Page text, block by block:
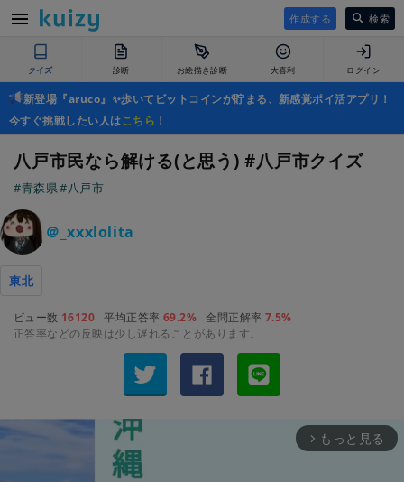
作成する 検索
クイズ 診断 お絵描き診断 大喜利 ログイン
新登場『aruco』✨歩いてビットコインが貯まる、新感覚ポイ活アプリ！
今すぐ挑戦したい人はこちら ！
八戸市民なら解ける(と思う) #八戸市クイズ
#青森県#八戸市
＠_xxxlolita
東北
ビュー数 16120 平均正答率 69.2% 全問正解率 7.5%
正答率などの反映は少し遅れることがあります。
arrow_forward_ios もっと見る